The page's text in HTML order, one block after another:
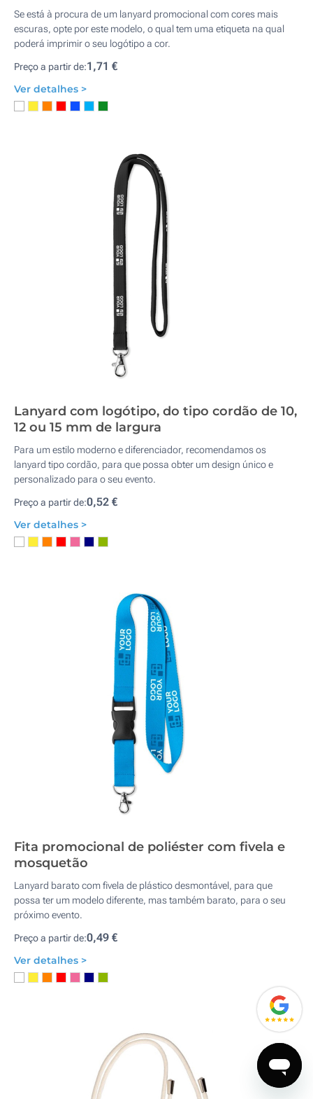
Se está à procura de um lanyard promocional com cores mais
escuras, opte por este modelo, o qual tem uma etiqueta na qual
poderá imprimir o seu logótipo a cor.
Preço a partir de:1,71 €
Ver detalhes >
Lanyard com logótipo, do tipo cordão de 10,
12 ou 15 mm de largura
Para um estilo moderno e diferenciador, recomendamos os
lanyard tipo cordão, para que possa obter um design único e
personalizado para o seu evento.
Preço a partir de:0,52 €
Ver detalhes >
Fita promocional de poliéster com fivela e
mosquetão
Lanyard barato com fivela de plástico desmontável, para que
possa ter um modelo diferente, mas também barato, para o seu
próximo evento.
Preço a partir de:0,49 €
Ver detalhes >